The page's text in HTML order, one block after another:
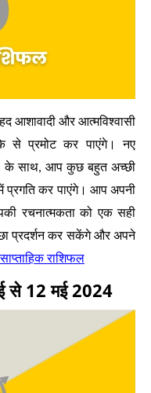
आशावादी और आत्मविश्वासी
से प्रमोट कर पाएंगे। नए
के साथ, आप कुछ बहुत अच्छी
कर पाएंगे। आप अपनी
रचनात्मकता को एक सही
प्रदर्शन कर सकेंगे और अपने
राशिफल
से 12 मई 2024